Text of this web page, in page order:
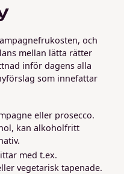
och
mellan lätta rätter
inför dagens alla
som innefattar
eller prosecco.
kan alkoholfritt
med t.ex.
vegetarisk tapenade.